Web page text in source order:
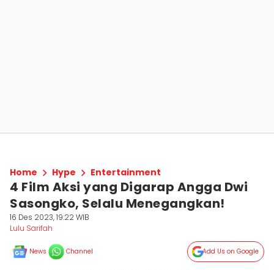
Home Hype Entertainment
4 Film Aksi yang Digarap Angga Dwi
Sasongko, Selalu Menegangkan!
16 Des 2023, 19:22 WIB
Lulu Sarifah
News Channel Add Us on Google